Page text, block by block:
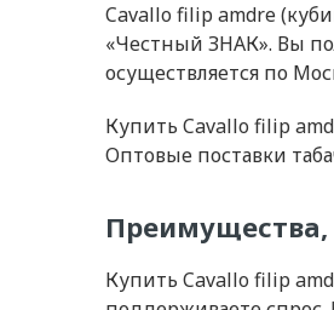
Cavallo filip amdre
«Честный ЗНАК». Вы
осуществляется по
Купить Cavallo filip
Оптовые поставки
Преимущества,
Купить Cavallo filip